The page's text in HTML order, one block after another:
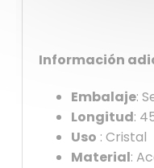
Información
Embalaje:
Longitud:
Uso : Cristal
Material: